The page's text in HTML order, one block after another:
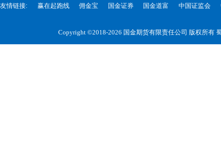
友情链接: 赢在起跑线 佣金宝 国金证券 国金道富 中国证监会
Copyright ©2018-2026 国金期货有限责任公司 版权所有